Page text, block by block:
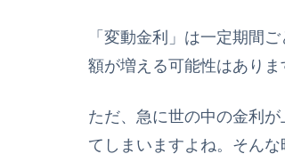
「変動金利」は一定期間
額が増える可能性はありま
ただ、急に世の中の金利
てしまいますよね。そん